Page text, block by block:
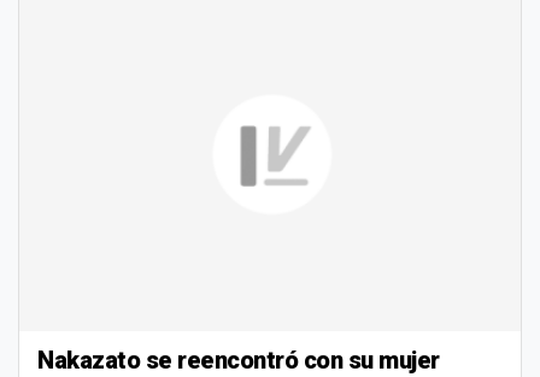
Nakazato se reencontró con su mujer